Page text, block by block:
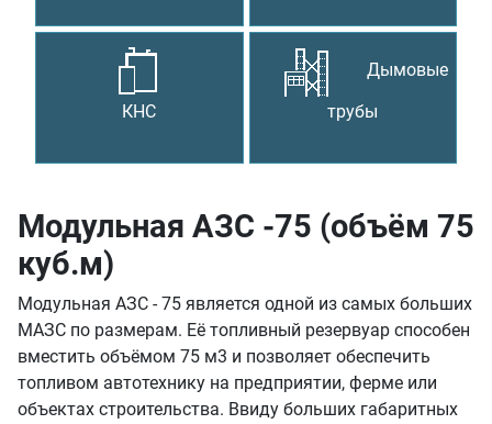
КНС
Дымовые
трубы
Модульная АЗС -75 (объём 75
куб.м)
Модульная АЗС - 75 является одной из самых больших
МАЗС по размерам. Её топливный резервуар способен
вместить объёмом 75 м3 и позволяет обеспечить
топливом автотехнику на предприятии, ферме или
объектах строительства. Ввиду больших габаритных